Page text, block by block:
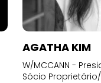
AGATHA KIM
W/MCCANN -
Sócio